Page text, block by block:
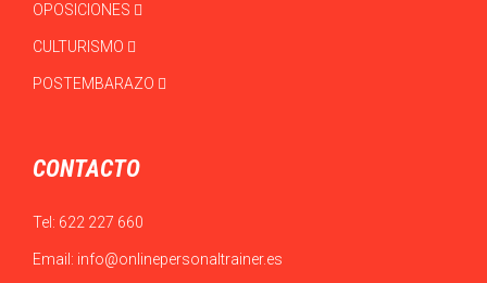
OPOSICIONES
CULTURISMO
POSTEMBARAZO
CONTACTO
Tel: 622 227 660
Email: info@onlinepersonaltrainer.es